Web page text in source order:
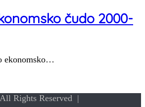
čudo 2000-
ekonomsko…
Rights Reserved |